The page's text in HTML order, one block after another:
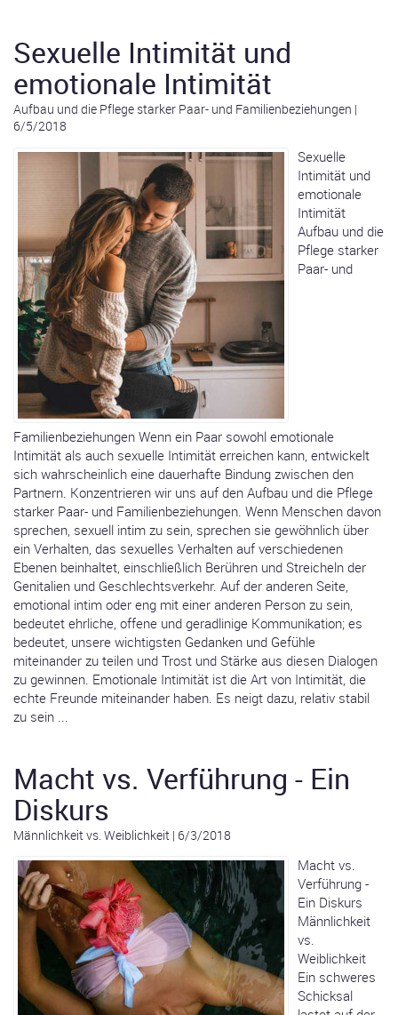
Sexuelle Intimität und
emotionale Intimität
Aufbau und die Pflege starker Paar- und Familienbeziehungen |
6/5/2018
Sexuelle
Intimität und
emotionale
Intimität
Aufbau und die
Pflege starker
Paar- und
Familienbeziehungen Wenn ein Paar sowohl emotionale
Intimität als auch sexuelle Intimität erreichen kann, entwickelt
sich wahrscheinlich eine dauerhafte Bindung zwischen den
Partnern. Konzentrieren wir uns auf den Aufbau und die Pflege
starker Paar- und Familienbeziehungen. Wenn Menschen davon
sprechen, sexuell intim zu sein, sprechen sie gewöhnlich über
ein Verhalten, das sexuelles Verhalten auf verschiedenen
Ebenen beinhaltet, einschließlich Berühren und Streicheln der
Genitalien und Geschlechtsverkehr. Auf der anderen Seite,
emotional intim oder eng mit einer anderen Person zu sein,
bedeutet ehrliche, offene und geradlinige Kommunikation; es
bedeutet, unsere wichtigsten Gedanken und Gefühle
miteinander zu teilen und Trost und Stärke aus diesen Dialogen
zu gewinnen. Emotionale Intimität ist die Art von Intimität, die
echte Freunde miteinander haben. Es neigt dazu, relativ stabil
zu sein ...
Macht vs. Verführung - Ein
Diskurs
Männlichkeit vs. Weiblichkeit | 6/3/2018
Macht vs.
Verführung -
Ein Diskurs
Männlichkeit
vs.
Weiblichkeit
Ein schweres
Schicksal